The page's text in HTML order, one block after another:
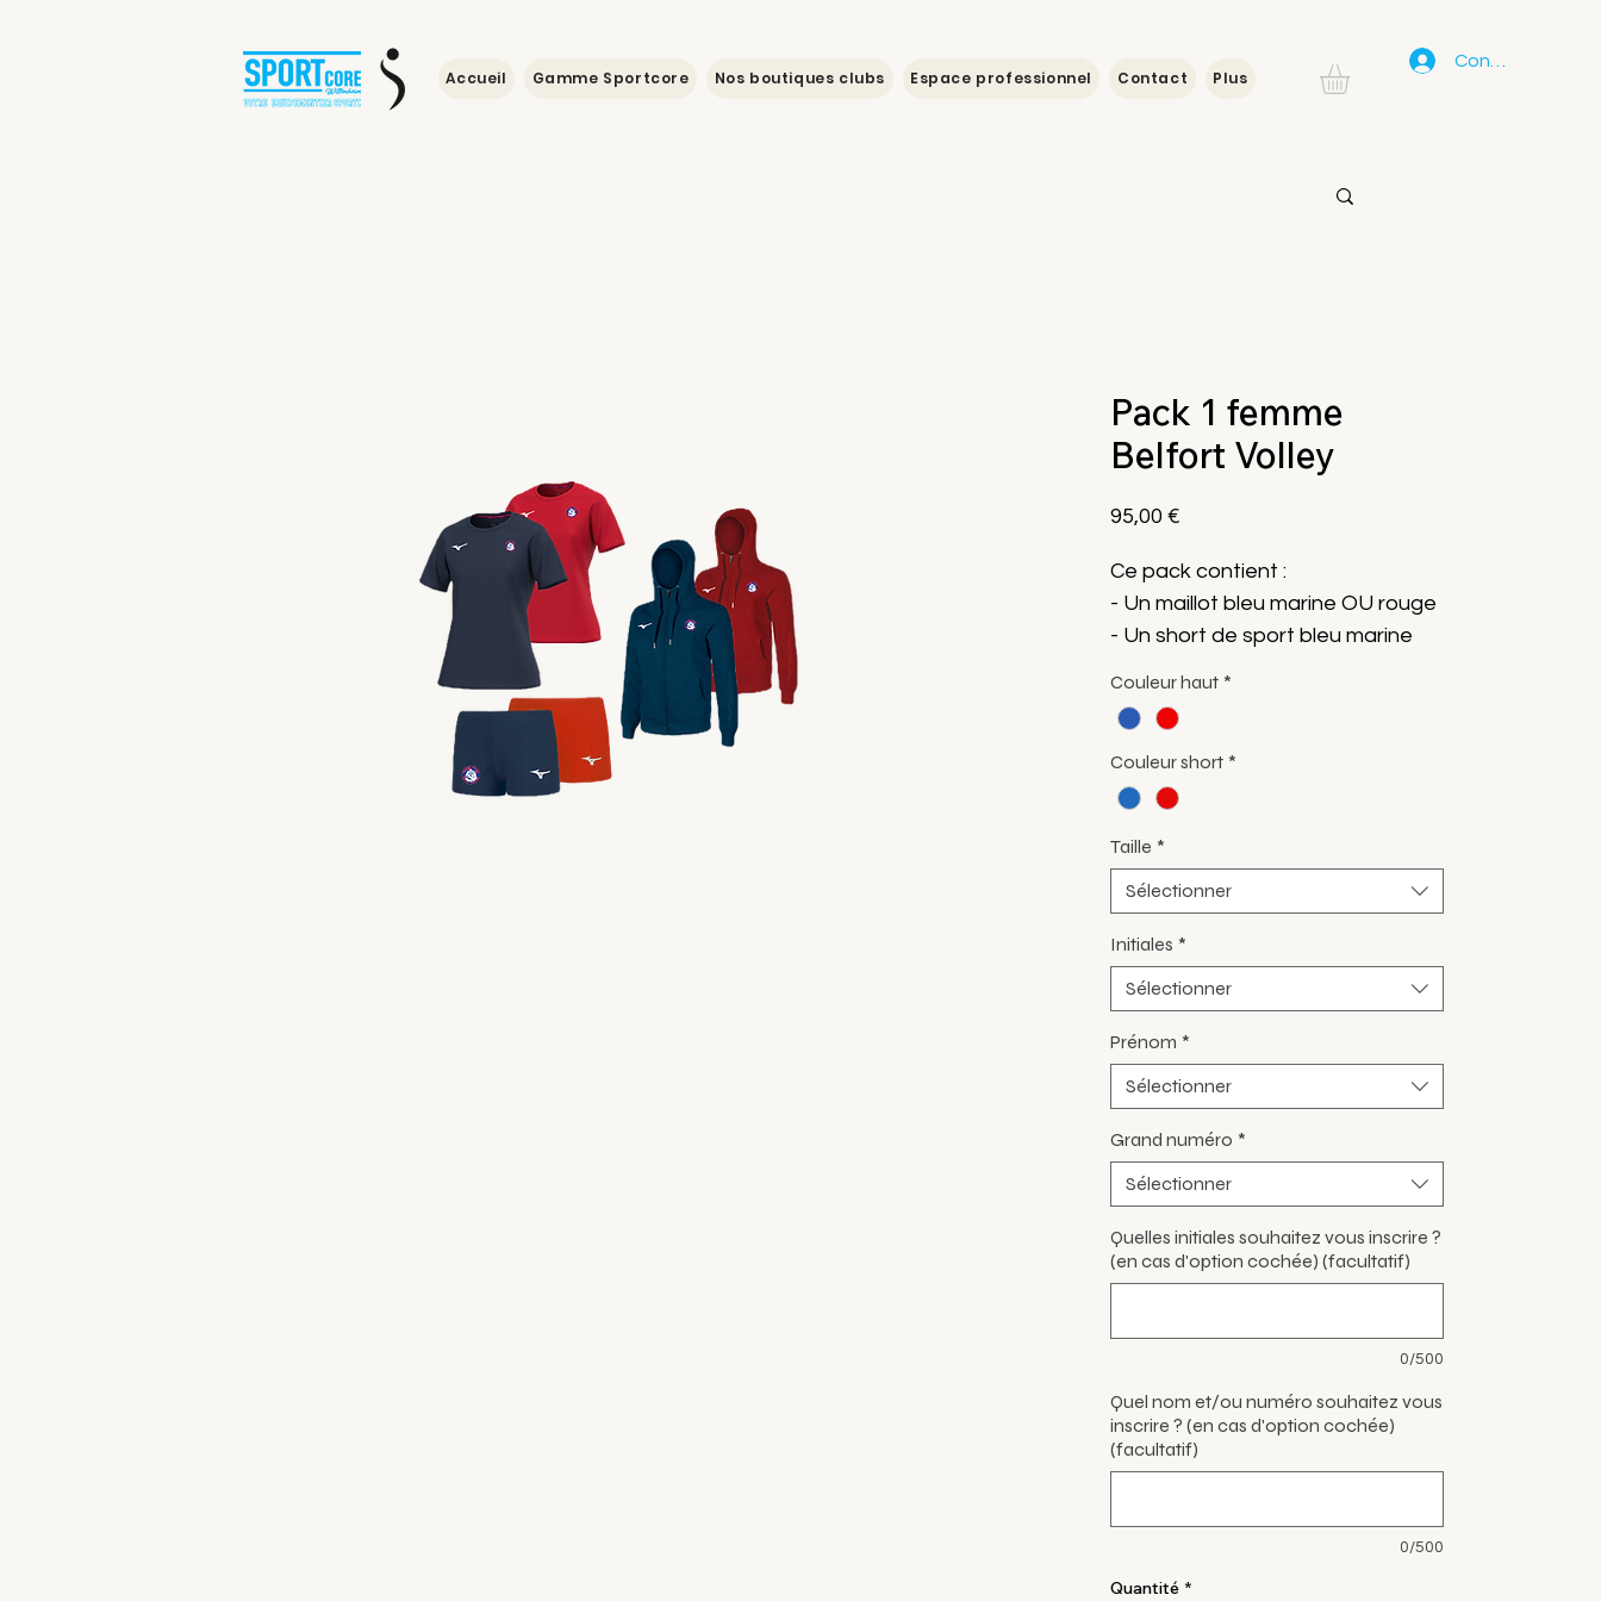
Accueil Gamme Sportcore Nos boutiques clubs Espace professionnel Contact Plus
Connexion
Pack 1 femme
Belfort Volley
95,00 €
Ce pack contient :
- Un maillot bleu marine OU rouge
- Un short de sport bleu marine
marine OU rouge
⚠️ Les personnalisations prénom
automatiquement appliquées sur
les deux hauts. Le numéro sera
maillot.
Couleur haut *
Couleur short *
Taille *
Sélectionner
Initiales *
Sélectionner
Prénom *
Sélectionner
Grand numéro *
Sélectionner
Quelles initiales souhaitez vous inscrire ?
(en cas d'option cochée) (facultatif)
0/500
Quel nom et/ou numéro souhaitez vous
inscrire ? (en cas d'option cochée)
(facultatif)
0/500
Quantité *